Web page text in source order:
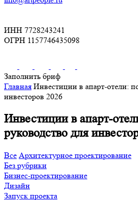
ИНН 7728243241
ОГРН 1157746435098
Заполнить бриф
Главная Инвестиции в апарт-отели:
инвесторов 2026
Инвестиции в апарт-
руководство для
Все Архитектурное проектирование
Без рубрики
Бизнес-проектирование
Дизайн
Запуск проекта